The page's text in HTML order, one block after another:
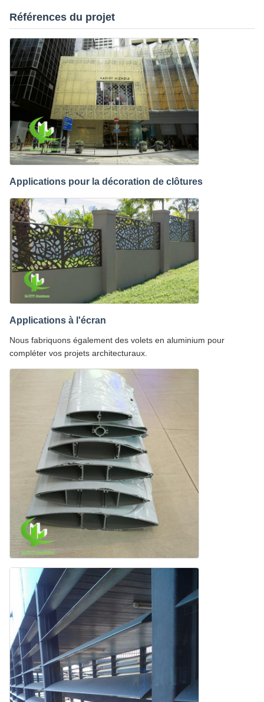
Références du projet
Applications pour la décoration de clôtures
Applications à l'écran
Nous fabriquons également des volets en aluminium pour
compléter vos projets architecturaux.